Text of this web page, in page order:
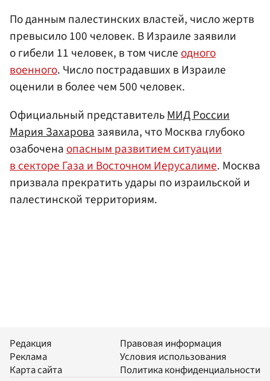
По данным палестинских властей, число жертв
превысило 100 человек. В Израиле заявили
о гибели 11 человек, в том числеодного
военного. Число пострадавших в Израиле
оценили в более чем 500 человек.
Официальный представительМИД России
Мария Захаровазаявила, что Москва глубоко
озабоченаопасным развитием ситуации
в секторе Газа и Восточном Иерусалиме. Москва
призвала прекратить удары по израильской и
палестинской территориям.
Редакция
Реклама
Карта сайта
Правовая информация
Условия использования
Политика конфиденциальности